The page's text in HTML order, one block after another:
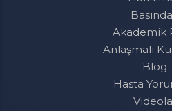
Akademik
Anlaşmalı
Blog
Hasta